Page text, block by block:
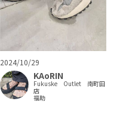
2024/10/29
KAoRIN
Fukuske Outlet 南町田
店
福助